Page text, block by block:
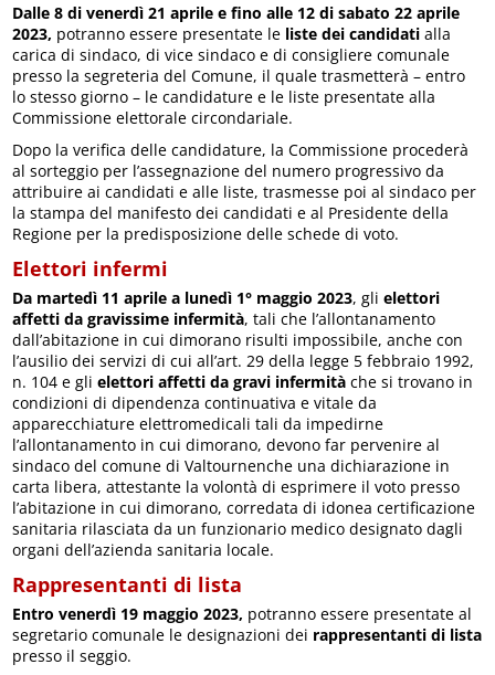
Dalle 8 di venerdì 21 aprile e fino alle 12 di sabato 22 aprile
2023, potranno essere presentate le liste dei candidati alla
carica di sindaco, di vice sindaco e di consigliere comunale
presso la segreteria del Comune, il quale trasmetterà – entro
lo stesso giorno – le candidature e le liste presentate alla
Commissione elettorale circondariale.
Dopo la verifica delle candidature, la Commissione procederà
al sorteggio per l’assegnazione del numero progressivo da
attribuire ai candidati e alle liste, trasmesse poi al sindaco per
la stampa del manifesto dei candidati e al Presidente della
Regione per la predisposizione delle schede di voto.
Elettori infermi
Da martedì 11 aprile a lunedì 1° maggio 2023, glielettori
affetti da gravissime infermità, tali che l’allontanamento
dall’abitazione in cui dimorano risulti impossibile, anche con
l’ausilio dei servizi di cui all’art. 29 della legge 5 febbraio 1992,
n. 104 e glielettori affetti da gravi infermità che si trovano in
condizioni di dipendenza continuativa e vitale da
apparecchiature elettromedicali tali da impedirne
l’allontanamento in cui dimorano, devono far pervenire al
sindaco del comune di Valtournenche una dichiarazione in
carta libera, attestante la volontà di esprimere il voto presso
l’abitazione in cui dimorano, corredata di idonea certificazione
sanitaria rilasciata da un funzionario medico designato dagli
organi dell’azienda sanitaria locale.
Rappresentanti di lista
Entro venerdì 19 maggio 2023, potranno essere presentate al
segretario comunale le designazioni dei rappresentanti di lista
presso il seggio.